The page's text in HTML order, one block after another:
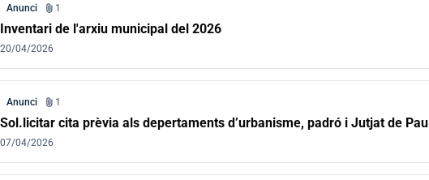
Anunci attach_file 1
Inventari de l'arxiu municipal del 2026
20/04/2026
Anunci attach_file 1
Sol.licitar cita prèvia als depertaments d’urbanisme, padró i Jutjat de Pau
07/04/2026